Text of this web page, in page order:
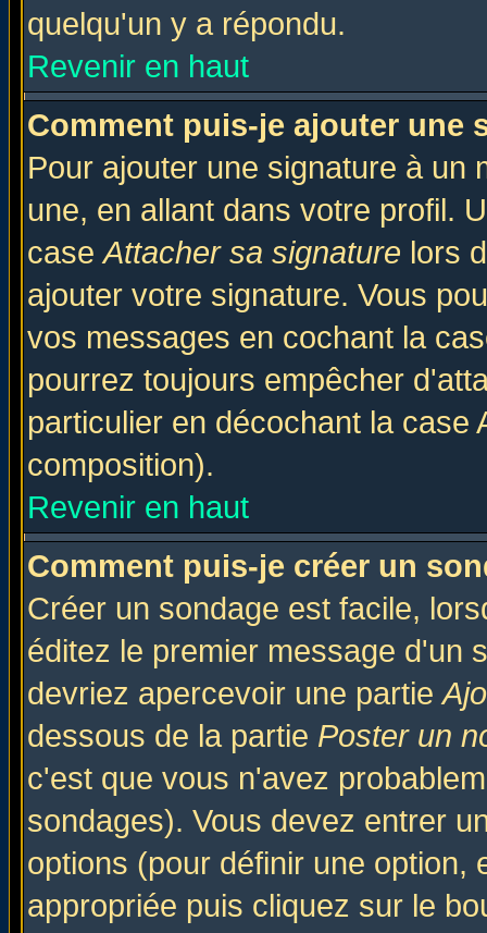
quelqu'un y a répondu.
Revenir en haut
Comment puis-je ajouter une
Pour ajouter une signature à un
une, en allant dans votre profil.
caseAttacher sa signature lors
ajouter votre signature. Vous
vos messages en cochant la
pourrez toujours empêcher
particulier en décochant la
composition).
Revenir en haut
Comment puis-je créer un
Créer un sondage est facile,
éditez le premier message d'un
devriez apercevoir une partie
dessous de la partie Poster un
c'est que vous n'avez
sondages). Vous devez entrer
options (pour définir une option,
appropriée puis cliquez sur le